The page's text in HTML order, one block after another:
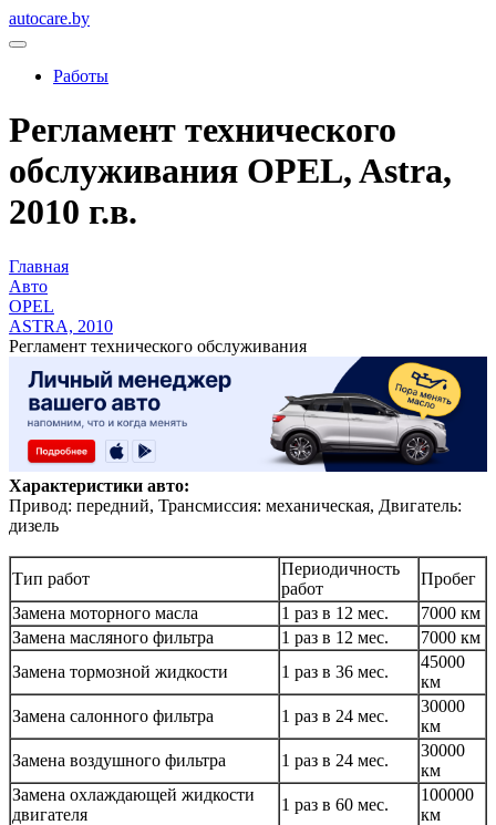
autocare.by
Работы
Регламент технического
обслуживания OPEL, Astra,
2010 г.в.
Главная
Авто
OPEL
ASTRA, 2010
Регламент технического обслуживания
Характеристики авто:
Привод: передний, Трансмиссия: механическая, Двигатель:
дизель
Тип работ
Периодичность
работ
Пробег
Замена моторного масла
1 раз в 12 мес.
7000 км
Замена масляного фильтра
1 раз в 12 мес.
7000 км
Замена тормозной жидкости
1 раз в 36 мес.
45000
км
Замена салонного фильтра
1 раз в 24 мес.
30000
км
Замена воздушного фильтра
1 раз в 24 мес.
30000
км
Замена охлаждающей жидкости
двигателя
1 раз в 60 мес.
100000
км